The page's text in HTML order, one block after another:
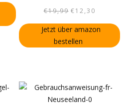
€19,99 Ursprünglicher
Preis
war:
€19,99
€12,30
Preis
ist:
€12,30.
Jetzt über amazon
bestellen